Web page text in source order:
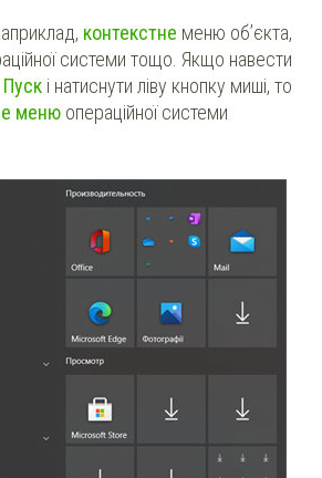
контекстне меню об’єкта,
системи тощо. Якщо навести
Пуск і натиснути ліву кнопку миші, то
меню операційної системи